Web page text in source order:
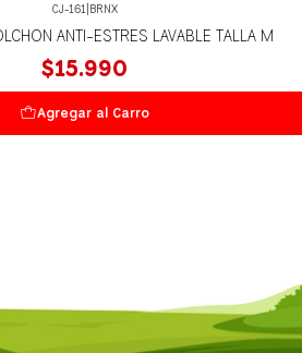
CJ-161| BRNX
ANTI-ESTRES LAVABLE TALLA M
$15.990
Agregar al Carro